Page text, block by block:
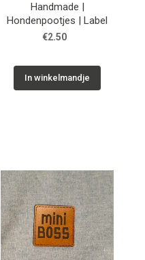
Handmade |
Hondenpootjes | Label
€2.50
In winkelmandje